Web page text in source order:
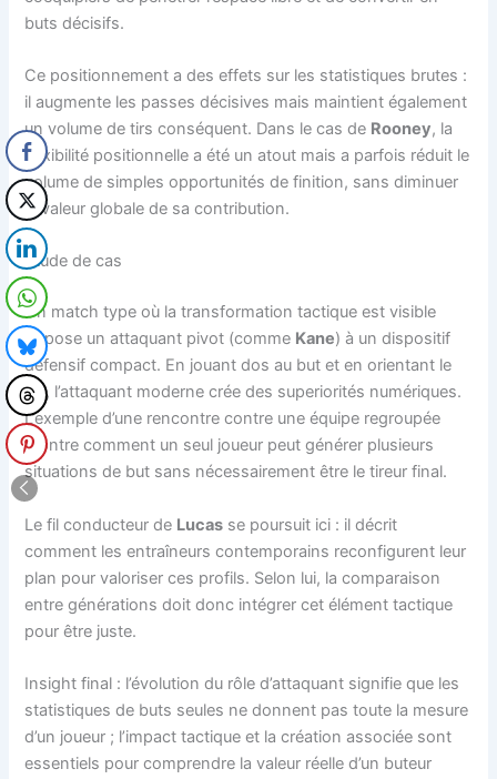
buts décisifs.
Ce positionnement a des effets sur les statistiques brutes :
il augmente les passes décisives mais maintient également
un volume de tirs conséquent. Dans le cas de Rooney, la
flexibilité positionnelle a été un atout mais a parfois réduit le
volume de simples opportunités de finition, sans diminuer
la valeur globale de sa contribution.
Étude de cas
Un match type où la transformation tactique est visible
oppose un attaquant pivot (comme Kane) à un dispositif
défensif compact. En jouant dos au but et en orientant le
jeu, l’attaquant moderne crée des superiorités numériques.
L’exemple d’une rencontre contre une équipe regroupée
montre comment un seul joueur peut générer plusieurs
situations de but sans nécessairement être le tireur final.
Le fil conducteur de Lucas se poursuit ici : il décrit
comment les entraîneurs contemporains reconfigurent leur
plan pour valoriser ces profils. Selon lui, la comparaison
entre générations doit donc intégrer cet élément tactique
pour être juste.
Insight final : l’évolution du rôle d’attaquant signifie que les
statistiques de buts seules ne donnent pas toute la mesure
d’un joueur ; l’impact tactique et la création associée sont
essentiels pour comprendre la valeur réelle d’un buteur